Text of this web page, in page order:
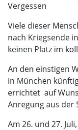
Vergessen
Viele dieser
nach Kriegsende
keinen Platz im
An den einstigen
in München
errichtet  auf
Anregung aus der
Am 26. und 27.